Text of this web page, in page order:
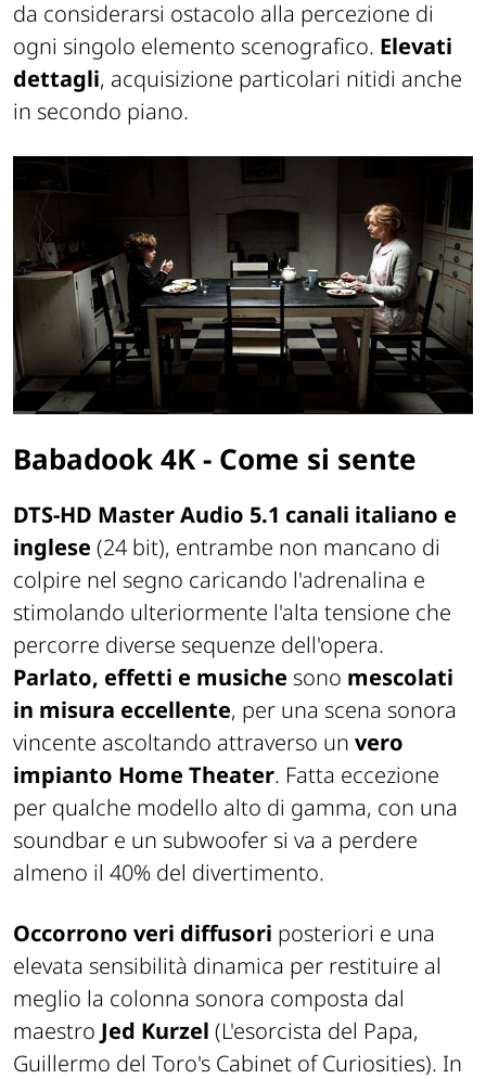
da considerarsi ostacolo alla percezione di
ogni singolo elemento scenografico. Elevati
dettagli, acquisizione particolari nitidi anche
in secondo piano.
Babadook4K - Come si sente
DTS-HD Master Audio 5.1 canali italiano e
inglese (24 bit), entrambe non mancano di
colpire nel segno caricando l'adrenalina e
stimolando ulteriormente l'alta tensione che
percorre diverse sequenze dell'opera.
Parlato, effetti e musiche sono mescolati
in misura eccellente, per una scena sonora
vincente ascoltando attraverso un vero
impianto Home Theater. Fatta eccezione
per qualche modello alto di gamma, con una
soundbar e un subwoofer si va a perdere
almeno il 40% del divertimento.
Occorrono veri diffusori posteriori e una
elevata sensibilità dinamica per restituire al
meglio la colonna sonora composta dal
maestro Jed Kurzel (L'esorcista del Papa,
Guillermo del Toro's Cabinet of Curiosities). In